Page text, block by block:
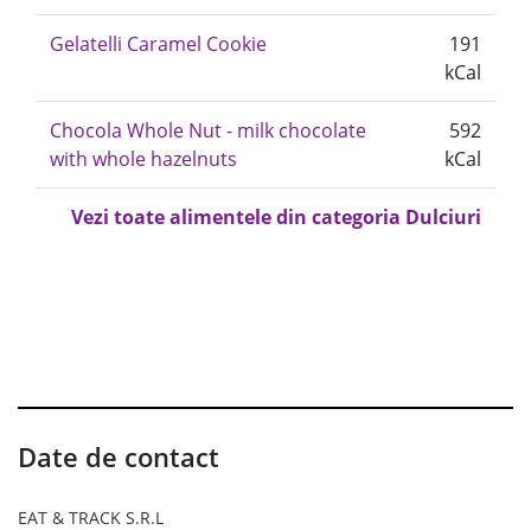
Gelatelli Caramel Cookie
191
kCal
Chocola Whole Nut - milk chocolate
with whole hazelnuts
592
kCal
Vezi toate alimentele din categoria Dulciuri
Date de contact
EAT & TRACK S.R.L